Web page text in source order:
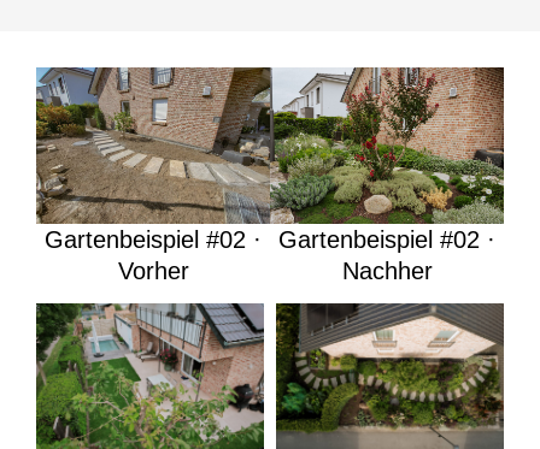
Gartenbeispiel #02 ·
Vorher
Gartenbeispiel #02 ·
Nachher